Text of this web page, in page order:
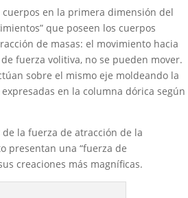
en la primera dimensión del
que poseen los cuerpos
de masas: el movimiento hacia
fuerza volitiva, no se pueden mover.
sobre el mismo eje moldeando la
en la columna dórica según
la fuerza de atracción de la
presentan una “fuerza de
creaciones más magníficas.